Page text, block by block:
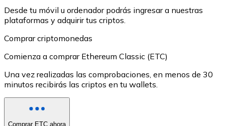
Desde tu móvil u ordenador podrás ingresar a nuestras
plataformas y adquirir tus criptos.
Comprar criptomonedas
Comienza a comprar Ethereum Classic (ETC)
Una vez realizadas las comprobaciones, en menos de 30
minutos recibirás las criptos en tu wallets.
Comprar ETC ahora